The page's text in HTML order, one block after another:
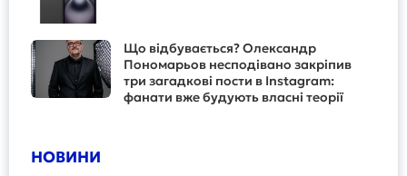
Що відбувається? Олександр
Пономарьов несподівано закріпив
три загадкові пости в Instagram:
фанати вже будують власні теорії
НОВИНИ